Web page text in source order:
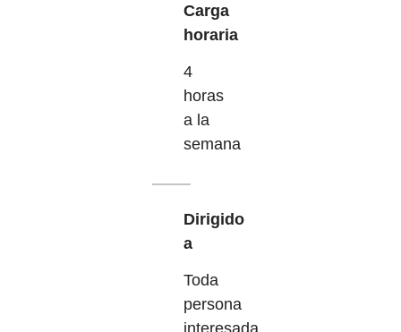
Carga
horaria
4
horas
a la
semana
Dirigido
a
Toda
persona